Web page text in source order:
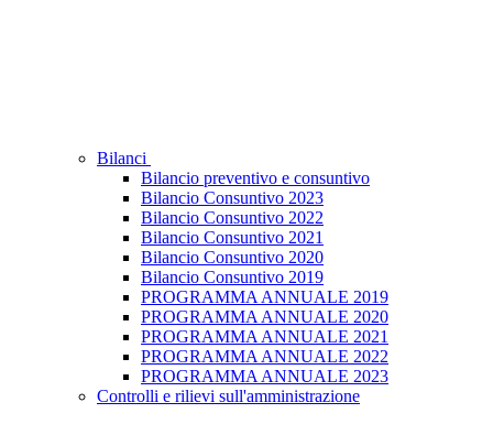
Bilanci
Bilancio preventivo e consuntivo
Bilancio Consuntivo 2023
Bilancio Consuntivo 2022
Bilancio Consuntivo 2021
Bilancio Consuntivo 2020
Bilancio Consuntivo 2019
PROGRAMMA ANNUALE 2019
PROGRAMMA ANNUALE 2020
PROGRAMMA ANNUALE 2021
PROGRAMMA ANNUALE 2022
PROGRAMMA ANNUALE 2023
Controlli e rilievi sull'amministrazione